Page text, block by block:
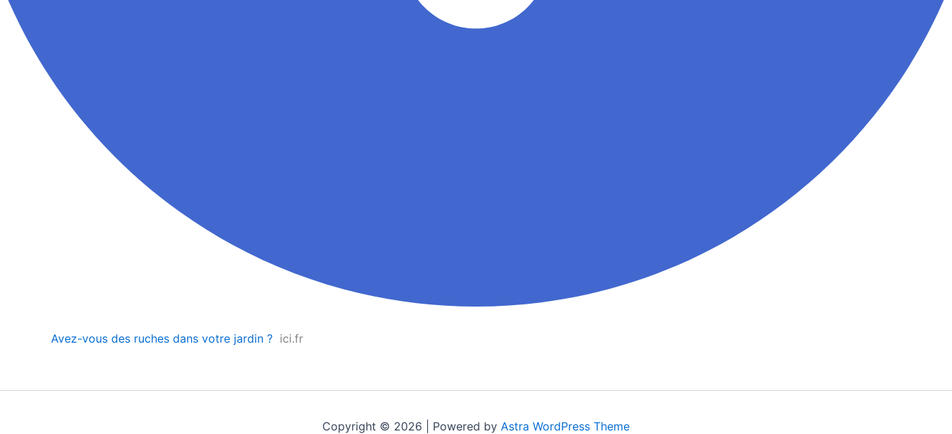
Avez-vous des ruches dans votre jardin ? ici.fr
Copyright © 2026 | Powered by Astra WordPress Theme